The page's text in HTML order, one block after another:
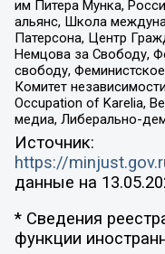
им Питера Мунка,
альянс, Школа
Патерсона, Центр
Немцова за Свободу,
свободу,
Комитет
Occupation of Karelia,
медиа, Либерально-
Источник:
https://
данные на
* Сведения
функции